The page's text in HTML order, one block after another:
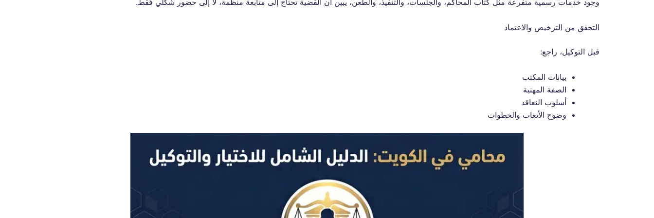
وجود خدمات رسمية متفرعة مثل كتاب المحاكم، والجلسات، والتنفيذ، والطعن، يبين أن القضية تحتاج إلى متابعة منظمة، لا إلى حضور شكلي فقط.
التحقق من الترخيص والاعتماد
قبل التوكيل، راجع:
بيانات المكتب
الصفة المهنية
أسلوب التعاقد
وضوح الأتعاب والخطوات